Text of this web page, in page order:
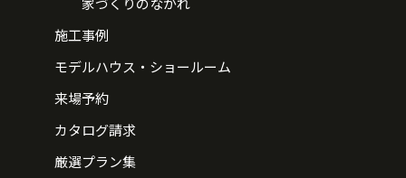
施工事例
モデルハウス・ショールーム
来場予約
カタログ請求
厳選プラン集